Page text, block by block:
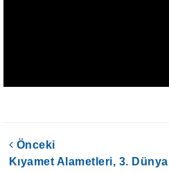
Önceki
Kıyamet Alametleri, 3.